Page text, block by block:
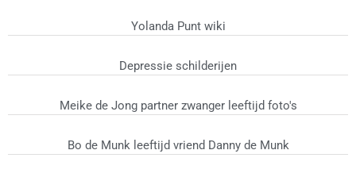
Yolanda Punt wiki
Depressie schilderijen
Meike de Jong partner zwanger leeftijd foto's
Bo de Munk leeftijd vriend Danny de Munk